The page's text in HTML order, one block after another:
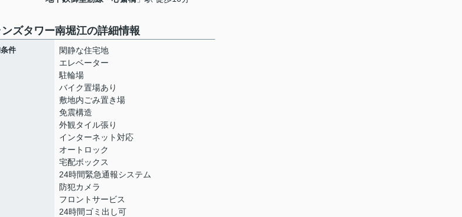
ズタワー南堀江の詳細情報
件
閑静な住宅地
エレベーター
駐輪場
バイク置場あり
敷地内ごみ置き場
免震構造
外観タイル張り
インターネット対応
オートロック
宅配ボックス
24時間緊急通報システム
防犯カメラ
フロントサービス
24時間ゴミ出し可